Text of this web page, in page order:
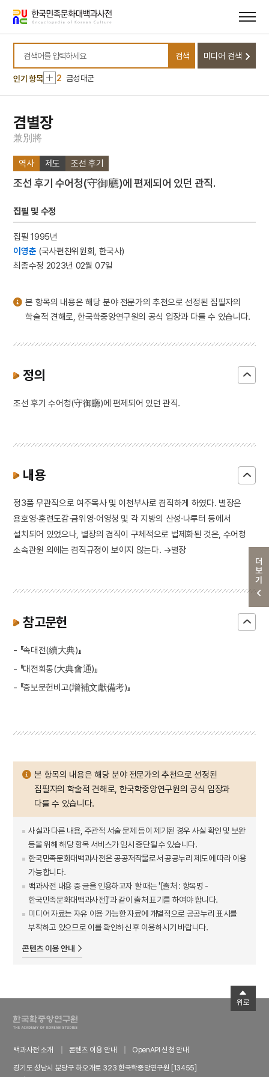
바로가기
바로가기
검색어를 입력하세요
검색 미디어 검색
인기 항목
10 소음인
1 손곡산인전
2 금성대군
3 금동 보살 입상
7
8 대한천리교
10 소음인
1
5 고조선
7
금동 미륵보살 반가 사유상
10 소음인
더보기
겸별장
兼別將
역사 제도 조선 후기
조선 후기 수어청(守御廳)에 편제되어 있던 관직.
집필 및 수정
집필 1995년
이영춘 (국사편찬위원회, 한국사)
최종수정 2023년 02월 07일
본 항목의 내용은 해당 분야 전문가의 추천으로 선정된 집필자의
학술적 견해로, 한국학중앙연구원의 공식 입장과 다를 수 있습니다.
정의
조선 후기 수어청(守御廳)에 편제되어 있던 관직.
내용
정3품 무관직으로 여주목사 및 이천부사로 겸직하게 하였다. 별장은
용호영·훈련도감·금위영·어영청 및 각 지방의 산성·나루터 등에서
설치되어 있었으나, 별장의 겸직이 구체적으로 법제화된 것은, 수어청
소속관원 외에는 겸직규정이 보이지 않는다. →별장
참고문헌
- 『속대전(續大典)』
- 『대전회통(大典會通)』
- 『증보문헌비고(增補文獻備考)』
본 항목의 내용은 해당 분야 전문가의 추천으로 선정된
집필자의 학술적 견해로, 한국학중앙연구원의 공식 입장과
다를 수 있습니다.
사실과 다른 내용, 주관적 서술 문제 등이 제기된 경우 사실 확인 및 보완
등을 위해 해당 항목 서비스가 임시 중단될 수 있습니다.
한국민족문화대백과사전은 공공저작물로서 공공누리 제도에 따라 이용
가능합니다.
백과사전 내용 중 글을 인용하고자 할 때는 '[출처 : 항목명 -
한국민족문화대백과사전]'과 같이 출처 표기를 하여야 합니다.
미디어 자료는 자유 이용 가능한 자료에 개별적으로 공공누리 표시를
부착하고 있으므로 이를 확인하신 후 이용하시기 바랍니다.
콘텐츠 이용 안내
백과사전 소개 콘텐츠 이용 안내
OpenAPI 신청 안내
경기도 성남시 분당구 하오개로 323 한국학중앙연구원 [13455]
위로